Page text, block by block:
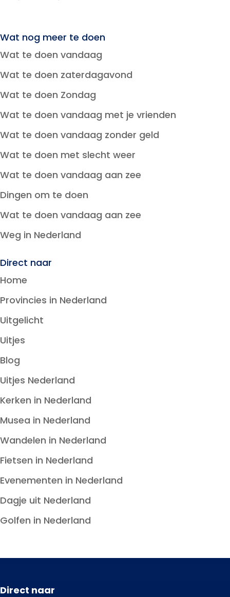
Wat nog meer te doen
Wat te doen vandaag
Wat te doen zaterdagavond
Wat te doen Zondag
Wat te doen vandaag met je vrienden
Wat te doen vandaag zonder geld
Wat te doen met slecht weer
Wat te doen vandaag aan zee
Dingen om te doen
Wat te doen vandaag aan zee
Weg in Nederland
Direct naar
Home
Provincies in Nederland
Uitgelicht
Uitjes
Blog
Uitjes Nederland
Kerken in Nederland
Musea in Nederland
Wandelen in Nederland
Fietsen in Nederland
Evenementen in Nederland
Dagje uit Nederland
Golfen in Nederland
Direct naar